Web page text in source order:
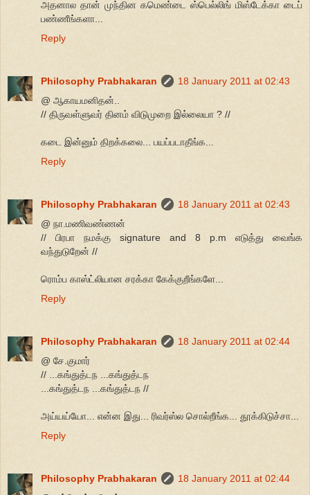
அதனால தான் முந்தின கமெண்டை ஸ்பெல்லிங் மிஸ்டேக்கா டைப்
பண்ணீங்களா...
Reply
Philosophy Prabhakaran
18 January 2011 at 02:43
@ ஆகாயமனிதன்..
// திருவள்ளுவர் தினம் விடுமுறை இல்லையா ? //
கடை இன்னும் திறக்கலை... பயப்படாதீங்க...
Reply
Philosophy Prabhakaran
18 January 2011 at 02:43
@ நா.மணிவண்ணன்
// பிரபா நமக்கு signature and 8 p.m எடுத்து வைங்க
வந்துடுறேன் //
ரொம்ப காஸ்ட்லியான சரக்கா கேக்குறீங்களே...
Reply
Philosophy Prabhakaran
18 January 2011 at 02:44
@ சே.குமார்
// ...கங்துத்டந ...கங்துத்டந
...கங்துத்டந ...கங்துத்டந //
அய்யய்யோ... என்ன இது... ரிவர்ஸ்ல சொல்றீங்க... தூக்கிடுச்சா...
Reply
Philosophy Prabhakaran
18 January 2011 at 02:44